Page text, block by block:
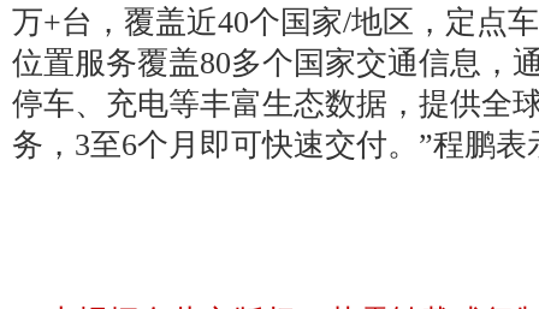
万+台，覆盖近40个国家/地区，定点
位置服务覆盖80多个国家交通信息，
停车、充电等丰富生态数据，提供全
务，3至6个月即可快速交付。”程鹏表